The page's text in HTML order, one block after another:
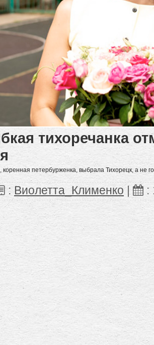
тихоречанка
петербурженка, выбрала Тихорецк, а не
:Виолетта_Клименко | :